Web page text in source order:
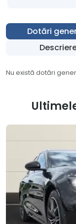
Dotări
Nu există dotări